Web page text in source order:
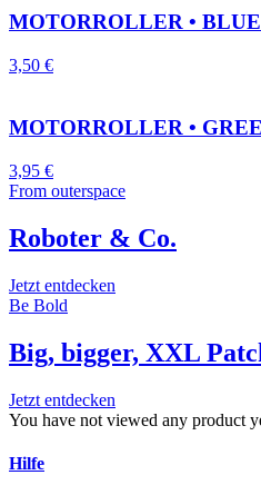
MOTORROLLER •
3,50 €
MOTORROLLER •
3,95 €
From outerspace
Roboter & Co.
Jetzt entdecken
Be Bold
Big, bigger, XXL
Jetzt entdecken
You have not viewed any product
Hilfe